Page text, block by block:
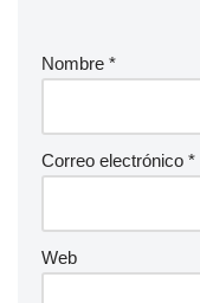
Nombre *
Correo electrónico *
Web